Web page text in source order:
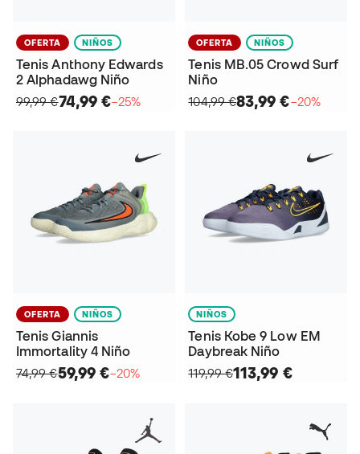
OFERTA NIÑOS
Tenis Anthony Edwards
2 Alphadawg Niño
99,99 €74,99 €−25%
OFERTA NIÑOS
Tenis MB.05 Crowd Surf
Niño
104,99 €83,99 €−20%
OFERTA NIÑOS
Tenis Giannis
Immortality 4 Niño
74,99 €59,99 €−20%
NIÑOS
Tenis Kobe 9 Low EM
Daybreak Niño
119,99 €113,99 €